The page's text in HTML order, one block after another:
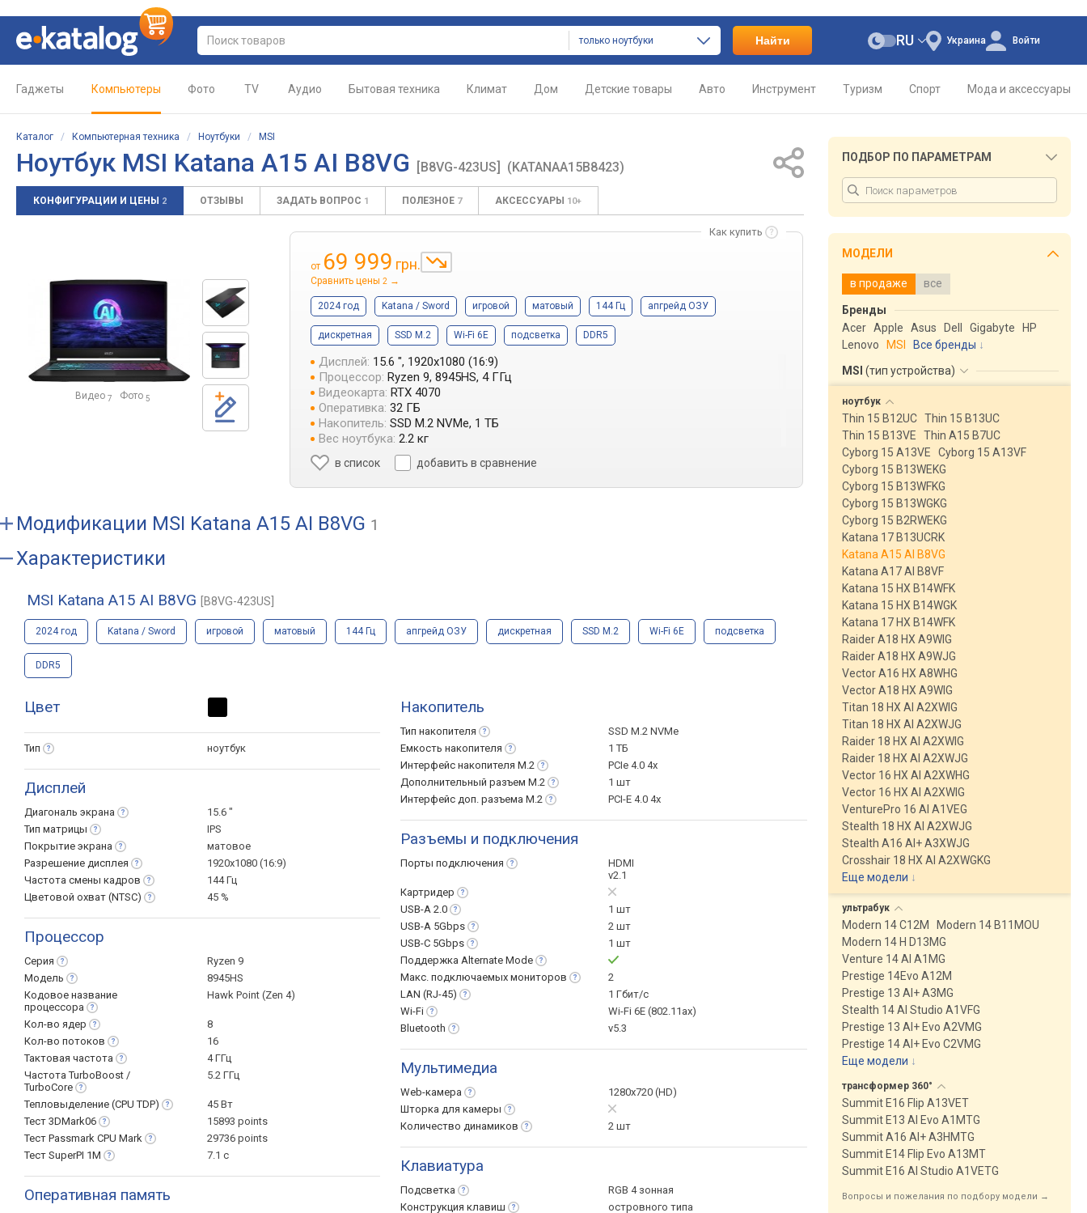
только ноутбуки Найти Украина
RU Войти
Гаджеты Компьютеры Фото TV Аудио Бытовая техника Климат Дом Детские товары Авто Инструмент Туризм Спорт Мода и аксессуары
Каталог / Компьютерная техника / Ноутбуки / MSI
Ноутбук MSI Katana A15 AI B8VG [B8VG-423US] (KATANAA15B8423)
КОНФИГУРАЦИИ И ЦЕНЫ 2 ОТЗЫВЫ ЗАДАТЬ ВОПРОС 1 ПОЛЕЗНОЕ 7 АКСЕССУАРЫ 10+
Видео 7 Фото 5
Как купить
от 69 999 грн.
Сравнить цены 2 →
2024 год Katana / Sword игровой матовый 144 Гц апгрейд ОЗУ
дискретная SSD M.2 Wi-Fi 6E подсветка DDR5
Дисплей: 15.6 ", 1920x1080 (16:9)
Процессор: Ryzen 9, 8945HS, 4 ГГц
Видеокарта: RTX 4070
Оперативка: 32 ГБ
Накопитель: SSD M.2 NVMe, 1 ТБ
Вес ноутбука: 2.2 кг
в список добавить в сравнение
Модификации MSI Katana A15 AI B8VG 1
Характеристики
MSI Katana A15 AI B8VG [B8VG-423US]
2024 год Katana / Sword игровой матовый 144 Гц апгрейд ОЗУ дискретная SSD M.2 Wi-Fi 6E подсветка
DDR5
Цвет
Тип ноутбук
Дисплей
Диагональ экрана
15.6 "
Тип матрицы
IPS
Покрытие экрана
матовое
Разрешение дисплея
1920x1080 (16:9)
Частота смены кадров
144 Гц
Цветовой охват (NTSC) 45 %
Процессор
Серия
Ryzen 9
Модель
8945HS
Кодовое название
процессора
Hawk Point (Zen 4)
Кол-во ядер
8
Кол-во потоков
16
Тактовая частота
4 ГГц
Частота TurboBoost /
TurboCore
5.2 ГГц
Тепловыделение (CPUTDP)
45 Вт
Тест 3DMark06
15893 points
Тест Passmark CPU Mark
29736 points
Тест SuperPI 1M 7.1 с
Оперативная память
Накопитель
Тип накопителя
SSD M.2 NVMe
Емкость накопителя
1 ТБ
Интерфейс накопителя M.2
PCIe 4.0 4x
Дополнительный разъем M.2
1 шт
Интерфейс доп. разъема M.2 PCI-E 4.0 4x
Разъемы и подключения
Порты подключения
HDMI
v2.1
Картридер
USB-A 2.0
1 шт
USB-A 5Gbps
2 шт
USB-C 5Gbps
1 шт
Поддержка Alternate Mode
Макс. подключаемых мониторов
2
LAN (RJ-45)
1 Гбит/с
Wi-Fi
Wi-Fi 6E (802.11ax)
Bluetooth
v5.3
Мультимедиа
Web-камера
1280x720 (HD)
Шторка для камеры
Количество динамиков 2 шт
Клавиатура
Подсветка
RGB 4 зонная
Конструкция клавиш
островного типа
ПОДБОР ПО ПАРАМЕТРАМ
МОДЕЛИ
в продаже все
Бренды
Acer Apple Asus Dell Gigabyte
HP
Lenovo
MSI
Все бренды
MSI (тип устройства)
ноутбук
Thin 15 B12UC Thin 15 B13UC
Thin 15 B13VE
Thin A15 B7UC
Cyborg 15 A13VE
Cyborg 15 A13VF
Cyborg 15 B13WEKG
Cyborg 15 B13WFKG
Cyborg 15 B13WGKG
Cyborg 15 B2RWEKG
Katana 17 B13UCRK
Katana A15 AI B8VG
Katana A17 AI B8VF
Katana 15 HX B14WFK
Katana 15 HX B14WGK
Katana 17 HX B14WFK
Raider A18 HX A9WIG
Raider A18 HX A9WJG
Vector A16 HX A8WHG
Vector A18 HX A9WIG
Titan 18 HX AI A2XWIG
Titan 18 HX AI A2XWJG
Raider 18 HX AI A2XWIG
Raider 18 HX AI A2XWJG
Vector 16 HX AI A2XWHG
Vector 16 HX AI A2XWIG
VenturePro 16 AI A1VEG
Stealth 18 HX AI A2XWJG
Stealth A16 AI+ A3XWJG
Crosshair 18 HX AI A2XWGKG
Еще модели ↓
ультрабук
Modern 14 C12M
Modern 14 B11MOU
Modern 14 H D13MG
Venture 14 AI A1MG
Prestige 14Evo A12M
Prestige 13 AI+ A3MG
Stealth 14 AI Studio A1VFG
Prestige 13 AI+ Evo A2VMG
Prestige 14 AI+ Evo C2VMG
Еще модели ↓
трансформер 360°
Summit E16 Flip A13VET
Summit E13 AI Evo A1MTG
Summit A16 AI+ A3HMTG
Summit E14 Flip Evo A13MT
Summit E16 AI Studio A1VETG
Вопросы и пожелания по подбору модели →